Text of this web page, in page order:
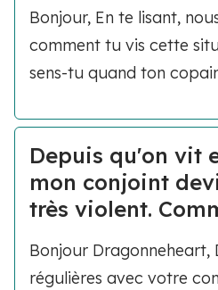
Bonjour, En te lisant,
comment tu vis cette
sens-tu quand ton
Depuis qu'on vit
mon conjoint
très violent.
Bonjour Dragonneheart,
régulières avec votre